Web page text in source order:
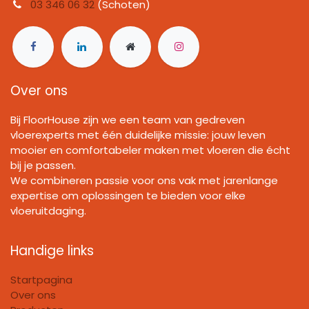
03 346 06 32 (Schoten)
Over ons
Bij FloorHouse zijn we een team van gedreven
vloerexperts met één duidelijke missie: jouw leven
mooier en comfortabeler maken met vloeren die écht
bij je passen.
We combineren passie voor ons vak met jarenlange
expertise om oplossingen te bieden voor elke
vloeruitdaging.
Handige links
Startpagina
Over ons